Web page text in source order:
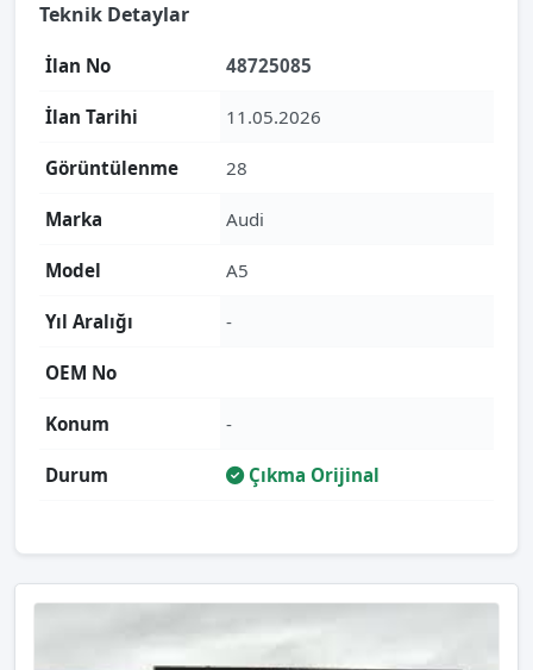
Teknik Detaylar
İlan No 48725085
İlan Tarihi 11.05.2026
Görüntülenme 28
Marka Audi
Model A5
Yıl Aralığı -
OEM No
Konum -
Durum Çıkma Orijinal